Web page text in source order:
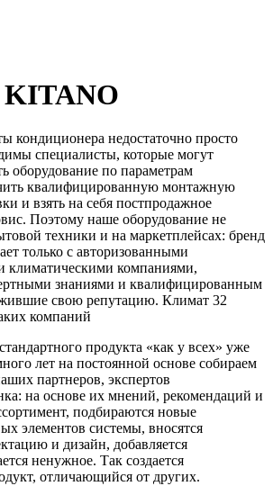
KITANO
кондиционера недостаточно просто
специалисты, которые могут
оборудование по параметрам
квалифицированную монтажную
и взять на себя постпродажное
Поэтому наше оборудование не
техники и на маркетплейсах: бренд
только с авторизованными
климатическими компаниями,
знаниями и квалифицированным
свою репутацию. Климат 32
компаний
продукта «как у всех» уже
лет на постоянной основе собираем
партнеров, экспертов
на основе их мнений, рекомендаций и
подбираются новые
элементов системы, вносятся
и дизайн, добавляется
ненужное. Так создается
отличающийся от других.